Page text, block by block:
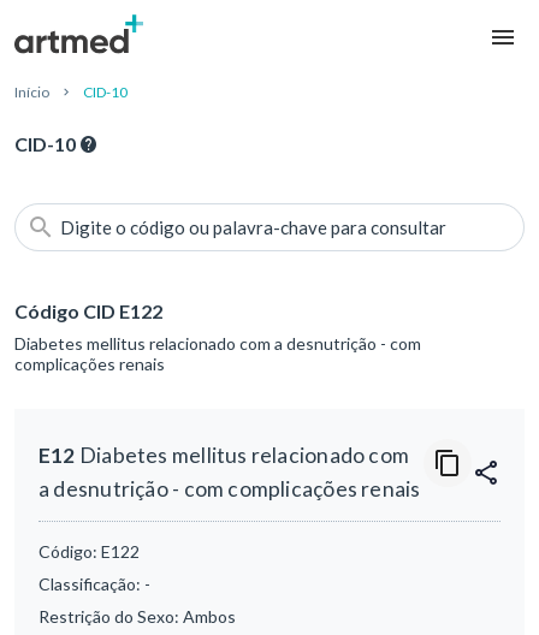
Início CID-10
CID-10
Digite o código ou palavra-chave para consultar
Código CID E122
Diabetes mellitus relacionado com a desnutrição - com
complicações renais
E12 Diabetes mellitus relacionado com
a desnutrição - com complicações renais
Código: E122
Classificação: -
Restrição do Sexo: Ambos